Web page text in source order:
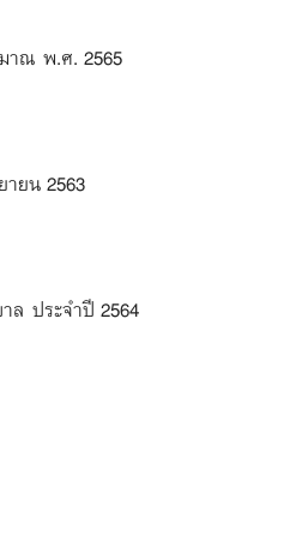
าณ พ.ศ. 2565
ยน 2563
ล ประจำปี 2564